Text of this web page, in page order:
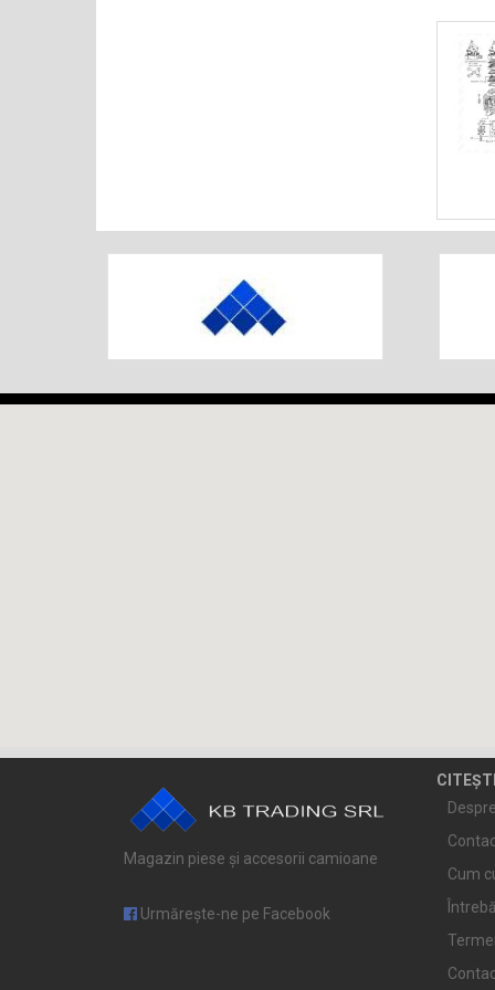
Magazin piese și accesorii camioane
Urmărește-ne pe Facebook
Cum